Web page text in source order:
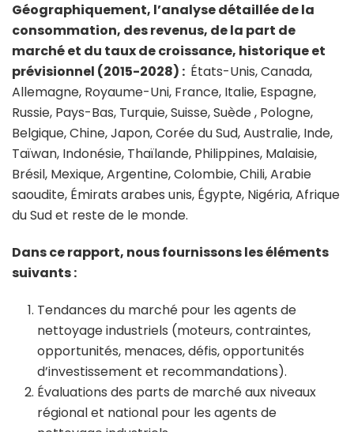
Géographiquement, l’analyse détaillée de la
consommation, des revenus, de la part de
marché et du taux de croissance, historique et
prévisionnel (2015-2028) : États-Unis, Canada,
Allemagne, Royaume-Uni, France, Italie, Espagne,
Russie, Pays-Bas, Turquie, Suisse, Suède , Pologne,
Belgique, Chine, Japon, Corée du Sud, Australie, Inde,
Taïwan, Indonésie, Thaïlande, Philippines, Malaisie,
Brésil, Mexique, Argentine, Colombie, Chili, Arabie
saoudite, Émirats arabes unis, Égypte, Nigéria, Afrique
du Sud et reste de le monde.
Dans ce rapport, nous fournissons les éléments
suivants :
Tendances du marché pour les agents de
nettoyage industriels (moteurs, contraintes,
opportunités, menaces, défis, opportunités
d’investissement et recommandations).
Évaluations des parts de marché aux niveaux
régional et national pour les agents de